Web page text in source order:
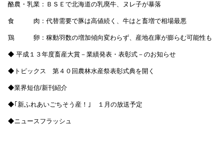
酪農・乳業：ＢＳＥで北海道の乳廃牛、ヌレ子が暴落
食 肉：代替需要で豚は高値続く、牛はと畜増で相場最悪
鶏 卵：稼動羽数の増加傾向変わらず、産地在庫が膨らむ可能性も
◆ 平成１３年度畜産大賞－業績発表・表彰式－のお知らせ
◆トピックス 第４０回農林水産祭表彰式典を開く
◆業界短信/新刊紹介
◆｢新ふれあいごちそう産！｣ １月の放送予定
◆ニュースフラッシュ